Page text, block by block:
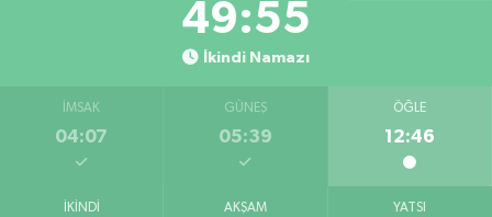
49:54
İkindi Namazı
İMSAK
04:07
GÜNEŞ
05:39
ÖĞLE
12:46
İKINDI AKŞAM YATSI